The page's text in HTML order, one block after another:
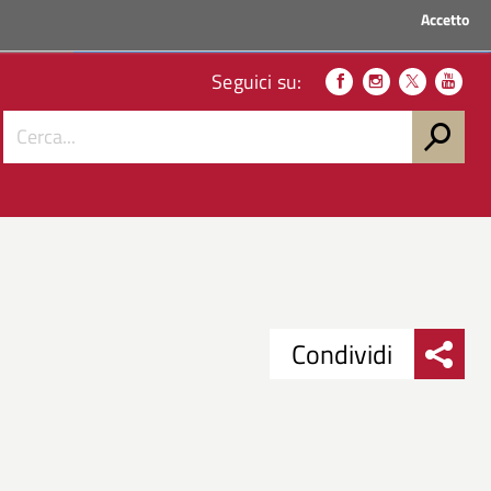
Accetto
Seguici su:
Condividi